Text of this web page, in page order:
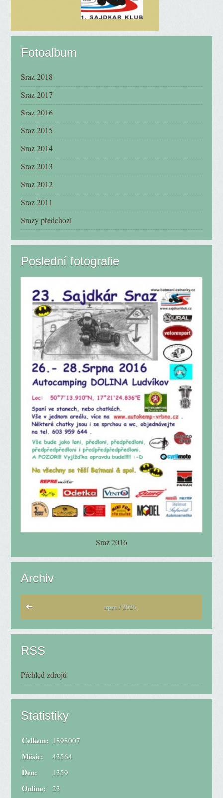
Fotoalbum
Sraz 2018
Sraz 2017
Sraz 2016
Sraz 2015
Sraz 2014
Sraz 2013
Sraz 2012
Sraz 2011
Srazy předchozí
Poslední fotografie
Sraz 2016
Archiv
srpen / 2026
RSS
Přehled zdrojů
Statistiky
Online: 23
Celkem: 1898007
Měsíc: 43564
Den: 1359